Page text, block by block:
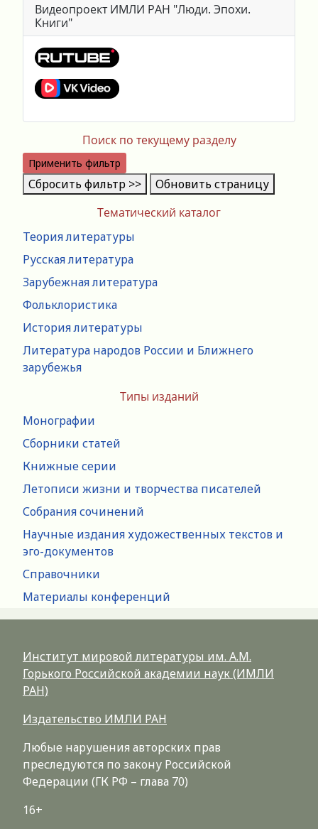
Тематический каталог
Теория литературы
Русская литература
Зарубежная литература
Фольклористика
История литературы
Литература народов России и Ближнего
зарубежья
Типы изданий
Монографии
Сборники статей
Книжные серии
Летописи жизни и творчества писателей
Собрания сочинений
Научные издания художественных текстов и
эго-документов
Справочники
Материалы конференций
Видеопроект ИМЛИ РАН "Люди. Эпохи.
Книги"
Поиск по текущему разделу
Применить фильтр
Сбросить фильтр >> Обновить страницу
Институт мировой литературы им. А.М.
Горького Российской академии наук (ИМЛИ
РАН)
Издательство ИМЛИ РАН
Любые нарушения авторских прав
преследуются по закону Российской
Федерации (ГК РФ – глава 70)
16+